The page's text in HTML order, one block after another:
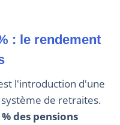
: le rendement
de retraites.
% des pensions